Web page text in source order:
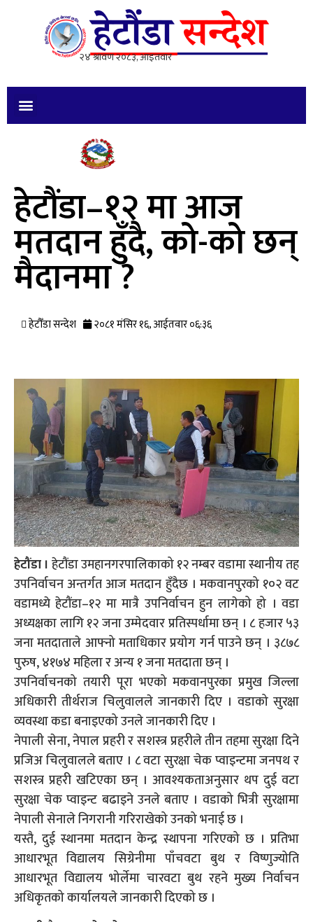
हेटौंडा–१२ मा आज
मतदान हुँदै, को-को छन्
मैदानमा ?
हेटौँडा सन्देश २०८१ मंसिर १६, आईतवार ०६:३६
हेटौंडा । हेटौंडा उमहानगरपालिकाको १२ नम्बर वडामा स्थानीय तह
उपनिर्वाचन अन्तर्गत आज मतदान हुँदैछ । मकवानपुरको १०२ वट
वडामध्ये हेटौंडा–१२ मा मात्रै उपनिर्वाचन हुन लागेको हो । वडा
अध्यक्षका लागि १२ जना उम्मेदवार प्रतिस्पर्धामा छन् । ८ हजार ५३
जना मतदाताले आफ्नो मताधिकार प्रयोग गर्न पाउने छन् । ३८७८
पुरुष, ४१७४ महिला र अन्य १ जना मतदाता छन् ।
उपनिर्वाचनको तयारी पूरा भएको मकवानपुरका प्रमुख जिल्ला
अधिकारी तीर्थराज चिलुवालले जानकारी दिए । वडाको सुरक्षा
व्यवस्था कडा बनाइएको उनले जानकारी दिए ।
नेपाली सेना, नेपाल प्रहरी र सशस्त्र प्रहरीले तीन तहमा सुरक्षा दिने
प्रजिअ चिलुवालले बताए । ८ वटा सुरक्षा चेक प्वाइन्टमा जनपथ र
सशस्त्र प्रहरी खटिएका छन् । आवश्यकताअनुसार थप दुई वटा
सुरक्षा चेक प्वाइन्ट बढाइने उनले बताए । वडाको भित्री सुरक्षामा
नेपाली सेनाले निगरानी गरिराखेको उनको भनाई छ ।
यस्तै, दुई स्थानमा मतदान केन्द्र स्थापना गरिएको छ । प्रतिभा
आधारभूत विद्यालय सिग्रेनीमा पाँचवटा बुथ र विष्णुज्योति
आधारभूत विद्यालय भोर्लेमा चारवटा बुथ रहने मुख्य निर्वाचन
अधिकृतको कार्यालयले जानकारी दिएको छ ।